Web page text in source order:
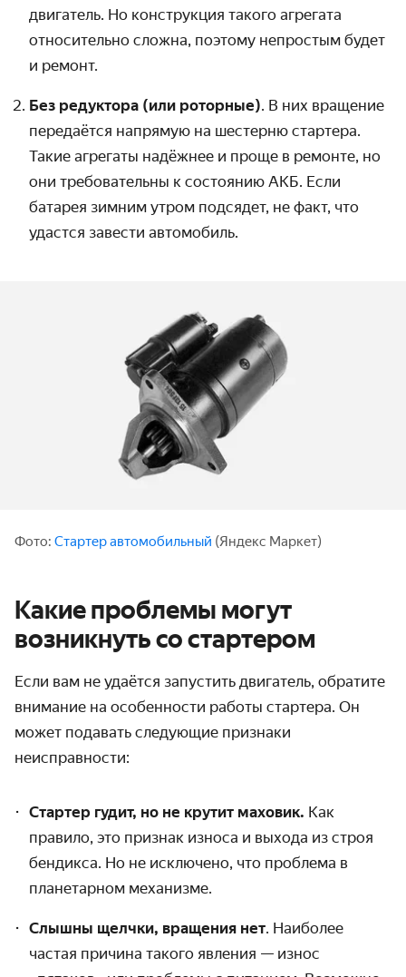
двигатель. Но конструкция такого агрегата
относительно сложна, поэтому непростым будет
и ремонт.
Без редуктора (или роторные). В них вращение
передаётся напрямую на шестерню стартера.
Такие агрегаты надёжнее и проще в ремонте, но
они требовательны к состоянию АКБ. Если
батарея зимним утром подсядет, не факт, что
удастся завести автомобиль.
Фото: Стартер автомобильный (Яндекс Маркет)
Какие проблемы могут
возникнуть со стартером
Если вам не удаётся запустить двигатель, обратите
внимание на особенности работы стартера. Он
может подавать следующие признаки
неисправности:
Стартер гудит, но не крутит маховик. Как
правило, это признак износа и выхода из строя
бендикса. Но не исключено, что проблема в
планетарном механизме.
Слышны щелчки, вращения нет. Наиболее
частая причина такого явления — износ